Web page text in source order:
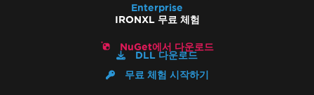
Enterprise
IRONXL 무료 체험
NuGet에서 다운로드
DLL 다운로드
무료 체험 시작하기